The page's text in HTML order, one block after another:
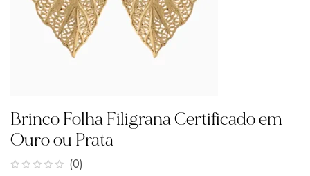
Brinco Folha Filigrana Certificado em
Ouro ou Prata
(0)